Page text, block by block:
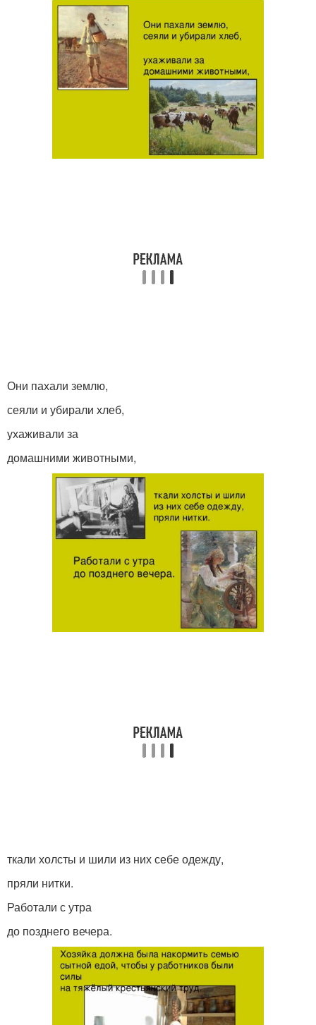
Они пахали землю,
сеяли и убирали хлеб,
ухаживали за
домашними животными,
ткали холсты и шили из них себе одежду,
пряли нитки.
Работали с утра
до позднего вечера.